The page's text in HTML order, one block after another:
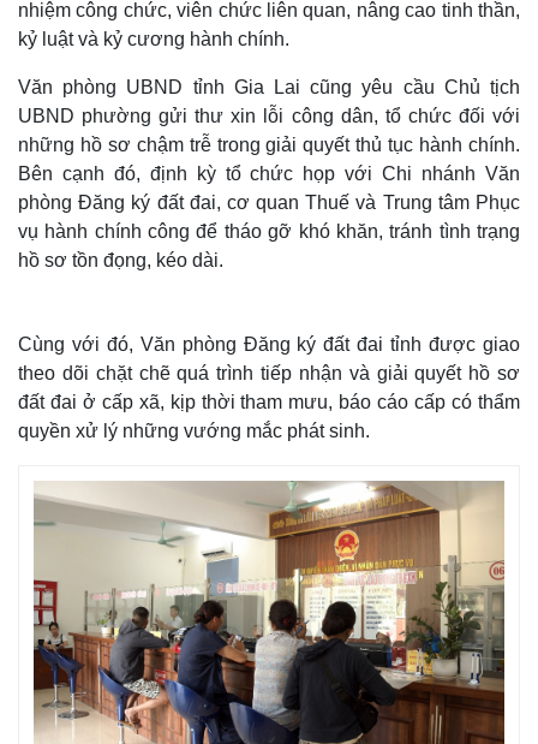
Thế giới
Quan sát
Cuộc sống đó đây
Multimedia
Video
Ảnh
E-Magazine
Infographic
nhiệm công chức, viên chức liên quan, nâng cao tinh thần,
kỷ luật và kỷ cương hành chính.
Văn phòng UBND tỉnh Gia Lai cũng yêu cầu Chủ tịch
UBND phường gửi thư xin lỗi công dân, tổ chức đối với
những hồ sơ chậm trễ trong giải quyết thủ tục hành chính.
Bên cạnh đó, định kỳ tổ chức họp với Chi nhánh Văn
phòng Đăng ký đất đai, cơ quan Thuế và Trung tâm Phục
vụ hành chính công để tháo gỡ khó khăn, tránh tình trạng
hồ sơ tồn đọng, kéo dài.
Cùng với đó, Văn phòng Đăng ký đất đai tỉnh được giao
theo dõi chặt chẽ quá trình tiếp nhận và giải quyết hồ sơ
đất đai ở cấp xã, kịp thời tham mưu, báo cáo cấp có thẩm
quyền xử lý những vướng mắc phát sinh.